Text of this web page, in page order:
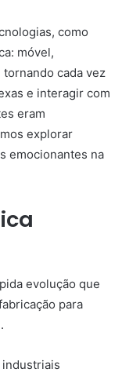
como
móvel,
cada vez
e interagir com
eram
explorar
emocionantes na
evolução que
para